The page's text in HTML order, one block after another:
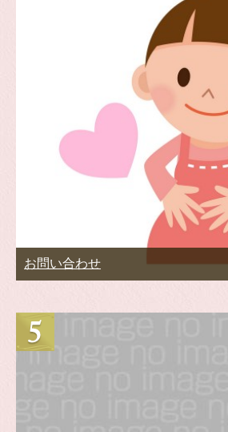
お問い合わせ